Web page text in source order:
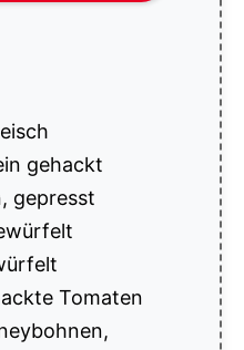
gehackt
gepresst
Tomaten